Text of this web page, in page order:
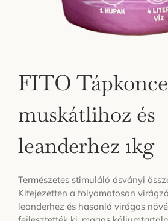
FITO
muskátlihoz és
leanderhez 1kg
Természetes stimuláló ásványi
Kifejezetten a folyamatosan
leanderhez és hasonló virágos